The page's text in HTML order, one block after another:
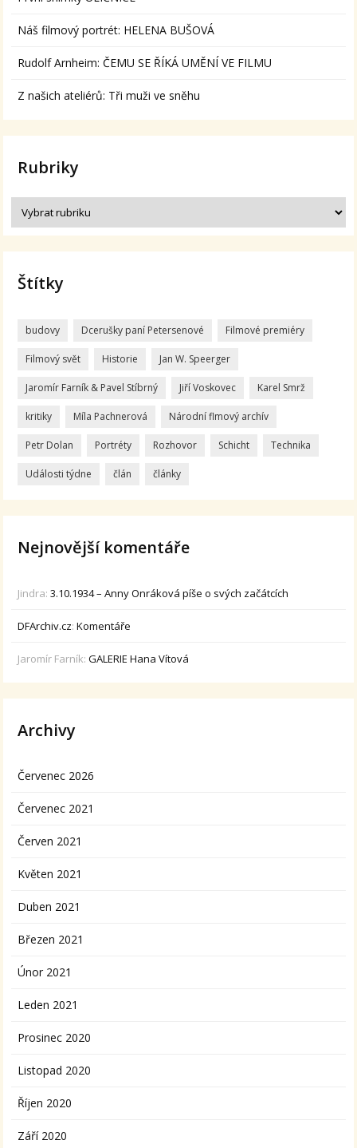
Náš filmový portrét: HELENA BUŠOVÁ
Rudolf Arnheim: ČEMU SE ŘÍKÁ UMĚNÍ VE FILMU
Z našich ateliérů: Tři muži ve sněhu
Rubriky
Štítky
budovy Dcerušky paní Petersenové Filmové premiéry
Filmový svět Historie Jan W. Speerger
Jaromír Farník & Pavel Stíbrný Jiří Voskovec Karel Smrž
kritiky Míla Pachnerová Národní flmový archív
Petr Dolan Portréty Rozhovor Schicht Technika
Události týdne člán články
Nejnovější komentáře
Jindra:3.10.1934 – Anny Onráková píše o svých začátcích
DFArchiv.cz:Komentáře
Jaromír Farník:GALERIE Hana Vítová
Archivy
Červenec 2026
Červenec 2021
Červen 2021
Květen 2021
Duben 2021
Březen 2021
Únor 2021
Leden 2021
Prosinec 2020
Listopad 2020
Říjen 2020
Září 2020